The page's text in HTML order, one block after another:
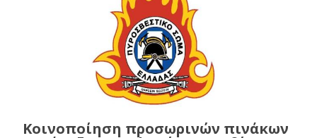
Κοινοποίηση προσωρινών πινάκων